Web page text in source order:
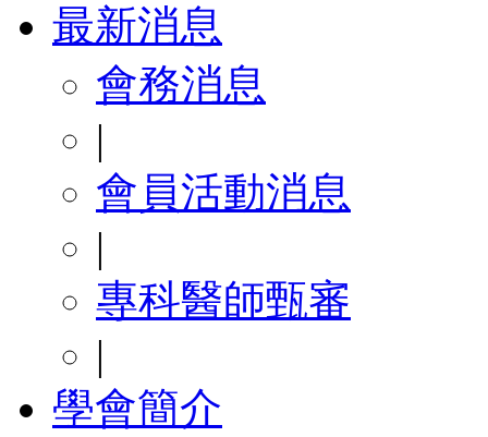
最新消息
會務消息
|
會員活動消息
|
專科醫師甄審
|
學會簡介